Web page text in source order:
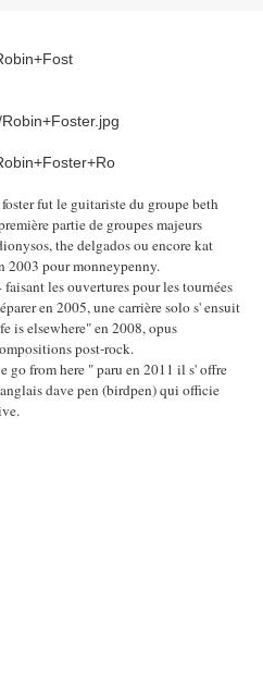
fut le guitariste du groupe beth
partie de groupes majeurs
the delgados ou encore kat
2003 pour monneypenny.
les ouvertures pour les tournées
en 2005, une carrière solo s' ensuit
is elsewhere" en 2008, opus
post-rock.
go from here " paru en 2011 il s' offre
dave pen (birdpen) qui officie